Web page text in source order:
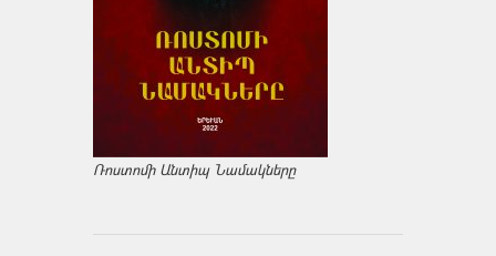
Ռոստոմի Անտիպ Նամակները